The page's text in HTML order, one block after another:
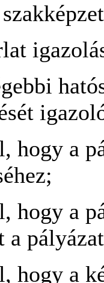
hogy a
hogy a
a
hogy a